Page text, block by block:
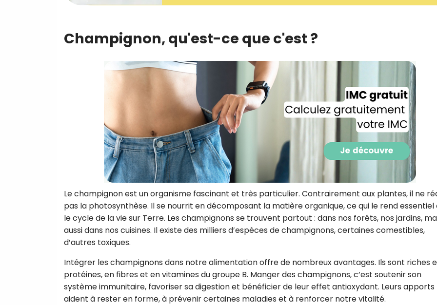
Champignon, qu'est-ce que c'est ?
Le champignon est un organisme fascinant et très particulier. Contrairement aux plantes, il ne
pas la photosynthèse. Il se nourrit en décomposant la matière organique, ce qui le rend essentiel
le cycle de la vie sur Terre. Les champignons se trouvent partout : dans nos forêts, nos jardins,
aussi dans nos cuisines. Il existe des milliers d’espèces de champignons, certaines comestibles,
d’autres toxiques.
Intégrer les champignons dans notre alimentation offre de nombreux avantages. Ils sont riches
protéines, en fibres et en vitamines du groupe B. Manger des champignons, c’est soutenir son
système immunitaire, favoriser sa digestion et bénéficier de leur effet antioxydant. Leurs apports
aident à rester en forme, à prévenir certaines maladies et à renforcer notre vitalité.
Recevez
recettes inédites de
!
Ainsi que la newsletter
Je consens à ce que la société
des courriels pour mesurer et
performances des campagnes.
pourrons savoir si vous ouvrez les
l'heure à laquelle vous le faites
des informations sur le terminal
Je reçois mon cadeau !
Votre adresse email sera utilisée par Digital Prisma
envoyer votre newsletter contenant des offres